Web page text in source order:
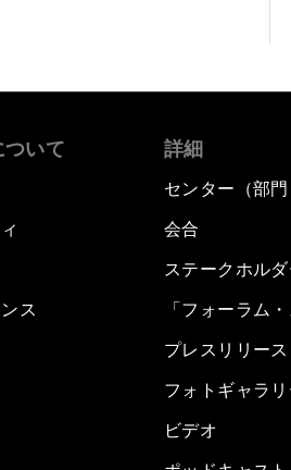
いて
ス
詳細
センター（部門
会合
ステークホル
「フォーラム
プレスリリース
フォトギャラ
ビデオ